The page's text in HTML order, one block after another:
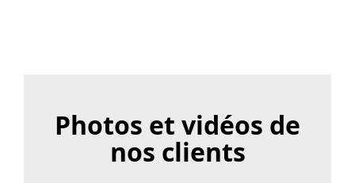
Photos et vidéos de
nos clients